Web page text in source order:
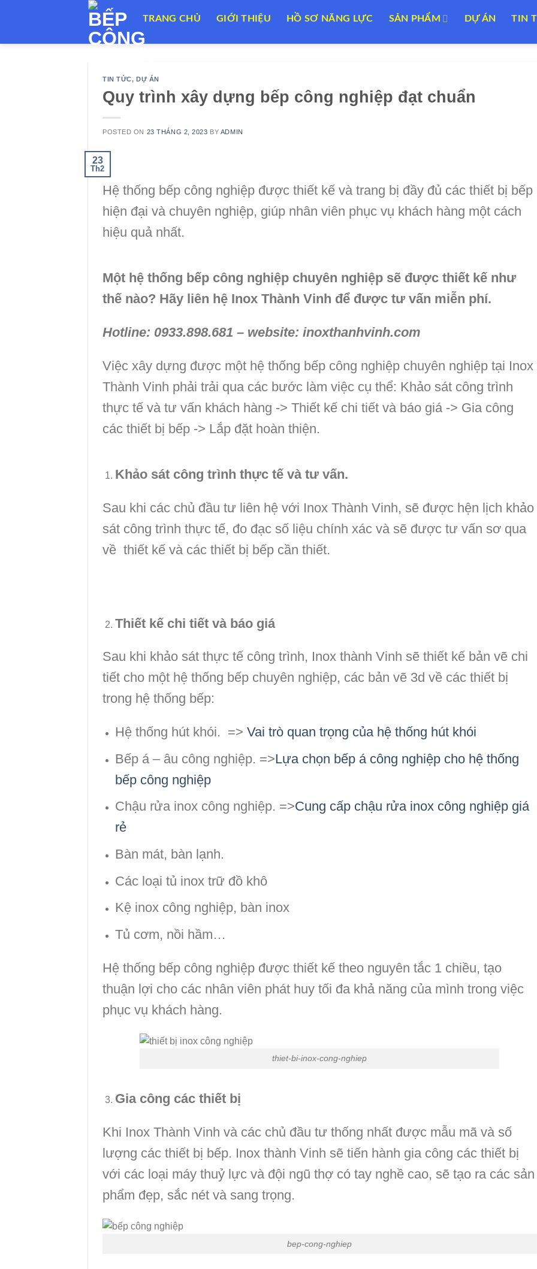
TRANG CHỦ GIỚI THIỆU HỒ SƠ NĂNG LỰC SẢN PHẨM DỰ ÁN TIN
TIN TỨC,DỰ ÁN
Quy trình xây dựng bếp công nghiệp đạt chuẩn
POSTED ON 23 THÁNG 2, 2023 BY ADMIN
23
Th2
Hệ thống bếp công nghiệp được thiết kế và trang bị đầy đủ các thiết bị bếp
hiện đại và chuyên nghiệp, giúp nhân viên phục vụ khách hàng một cách
hiệu quả nhất.
Một hệ thống bếp công nghiệp chuyên nghiệp sẽ được thiết kế như
thế nào? Hãy liên hệ Inox Thành Vinh để được tư vấn miễn phí.
Hotline: 0933.898.681 – website: inoxthanhvinh.com
Việc xây dựng được một hệ thống bếp công nghiệp chuyên nghiệp tại Inox
Thành Vinh phải trải qua các bước làm việc cụ thể: Khảo sát công trình
thực tế và tư vấn khách hàng -> Thiết kế chi tiết và báo giá -> Gia công
các thiết bị bếp -> Lắp đặt hoàn thiện.
Khảo sát công trình thực tế và tư vấn.
Sau khi các chủ đầu tư liên hệ với Inox Thành Vinh, sẽ được hện lịch khảo
sát công trình thực tế, đo đạc số liệu chính xác và sẽ được tư vấn sơ qua
về thiết kế và các thiết bị bếp cần thiết.
Thiết kế chi tiết và báo giá
Sau khi khảo sát thực tế công trình, Inox thành Vinh sẽ thiết kế bản vẽ chi
tiết cho một hệ thống bếp chuyên nghiệp, các bản vẽ 3d về các thiết bị
trong hệ thống bếp:
Hệ thống hút khói. => Vai trò quan trọng của hệ thống hút khói
Bếp á – âu công nghiệp. =>Lựa chọn bếp á công nghiệp cho hệ thống
bếp công nghiệp
Chậu rửa inox công nghiệp. =>Cung cấp chậu rửa inox công nghiệp giá
rẻ
Bàn mát, bàn lạnh.
Các loại tủ inox trữ đồ khô
Kệ inox công nghiệp, bàn inox
Tủ cơm, nồi hầm…
Hệ thống bếp công nghiệp được thiết kế theo nguyên tắc 1 chiều, tạo
thuận lợi cho các nhân viên phát huy tối đa khả năng của mình trong việc
phục vụ khách hàng.
thiet-bi-inox-cong-nghiep
Gia công các thiết bị
Khi Inox Thành Vinh và các chủ đầu tư thống nhất được mẫu mã và số
lượng các thiết bị bếp. Inox thành Vinh sẽ tiến hành gia công các thiết bị
với các loại máy thuỷ lực và đội ngũ thợ có tay nghề cao, sẽ tạo ra các sản
phẩm đẹp, sắc nét và sang trọng.
bep-cong-nghiep